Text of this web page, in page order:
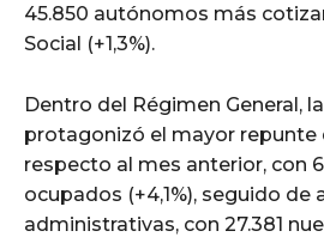
45.850 autónomos más
Social (+1,3%).
Dentro del Régimen General,
protagonizó el mayor repunte
respecto al mes anterior, con
ocupados (+4,1%), seguido de
administrativas, con 27.381